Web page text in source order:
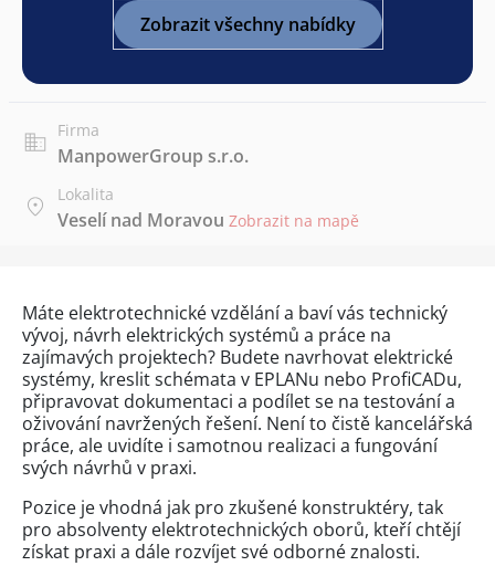
Zobrazit všechny nabídky
Firma
ManpowerGroup s.r.o.
Lokalita
Veselí nad Moravou Zobrazit na mapě
Máte elektrotechnické vzdělání a baví vás technický
vývoj, návrh elektrických systémů a práce na
zajímavých projektech? Budete navrhovat elektrické
systémy, kreslit schémata v EPLANu nebo ProfiCADu,
připravovat dokumentaci a podílet se na testování a
oživování navržených řešení. Není to čistě kancelářská
práce, ale uvidíte i samotnou realizaci a fungování
svých návrhů v praxi.
Pozice je vhodná jak pro zkušené konstruktéry, tak
pro absolventy elektrotechnických oborů, kteří chtějí
získat praxi a dále rozvíjet své odborné znalosti.